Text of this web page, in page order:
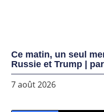
Ce matin, un seul
Russie et Trump |
7 août 2026